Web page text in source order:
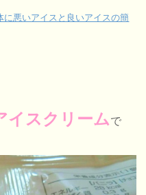
悪いアイスと良いアイスの簡
イスクリームで